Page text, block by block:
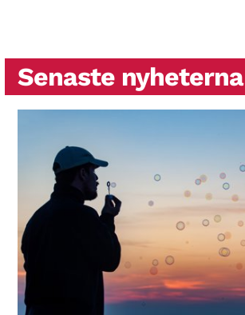
Senaste nyheterna